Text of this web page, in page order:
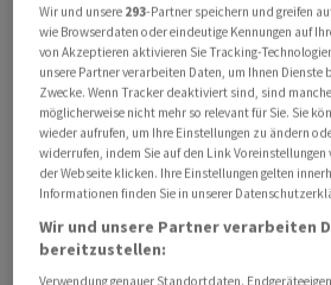
Solange Angriffe andauern, wird
fortgesetzt
Zugleich erklärte Kassim, die
einen umfassenden
israelischen Angriffe, den Rückzug
libanesischem Gebiet, die
und den Wiederaufbau
Besatzung und Angriffe
«Widerstand» fortgesetzt.
Wir und unsere 293-Partner speichern und greifen
wie Browserdaten oder eindeutige Kennungen auf
von Akzeptieren aktivieren Sie Tracking-
unsere Partner verarbeiten Daten, um Ihnen
Zwecke. Wenn Tracker deaktiviert sind, sind
möglicherweise nicht mehr so relevant für Sie. Sie
wieder aufrufen, um Ihre Einstellungen zu ändern
widerrufen, indem Sie auf den Link Voreinstellungen
der Webseite klicken. Ihre Einstellungen gelten
Informationen finden Sie in unserer
Wir und unsere Partner verarbeiten
bereitzustellen:
Verwendung genauer Standortdaten.